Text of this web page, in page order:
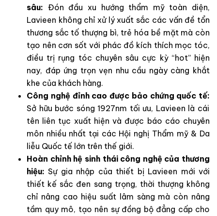
sâu: Đón đầu xu hướng thẩm mỹ toàn diện,
Lavieen không chỉ xử lý xuất sắc các vấn đề tổn
thương sắc tố thượng bì, trẻ hóa bề mặt mà còn
tạo nên cơn sốt với phác đồ kích thích mọc tóc,
điều trị rụng tóc chuyên sâu cực kỳ “hot” hiện
nay, đáp ứng trọn vẹn nhu cầu ngày càng khắt
khe của khách hàng.
Công nghệ đỉnh cao được bảo chứng quốc tế:
Sở hữu bước sóng 1927nm tối ưu, Lavieen là cái
tên liên tục xuất hiện và được báo cáo chuyên
môn nhiều nhất tại các Hội nghị Thẩm mỹ & Da
liễu Quốc tế lớn trên thế giới.
Hoàn chỉnh hệ sinh thái công nghệ của thương
hiệu: Sự gia nhập của thiết bị Lavieen mới với
thiết kế sắc đen sang trọng, thời thượng không
chỉ nâng cao hiệu suất lâm sàng mà còn nâng
tầm quy mô, tạo nên sự đồng bộ đẳng cấp cho